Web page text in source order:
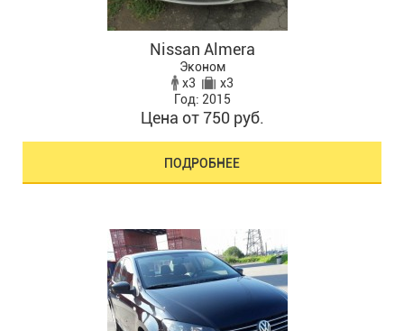
Nissan Almera
Эконом
x3
x3
Год: 2015
Цена от 750 руб.
ПОДРОБНЕЕ